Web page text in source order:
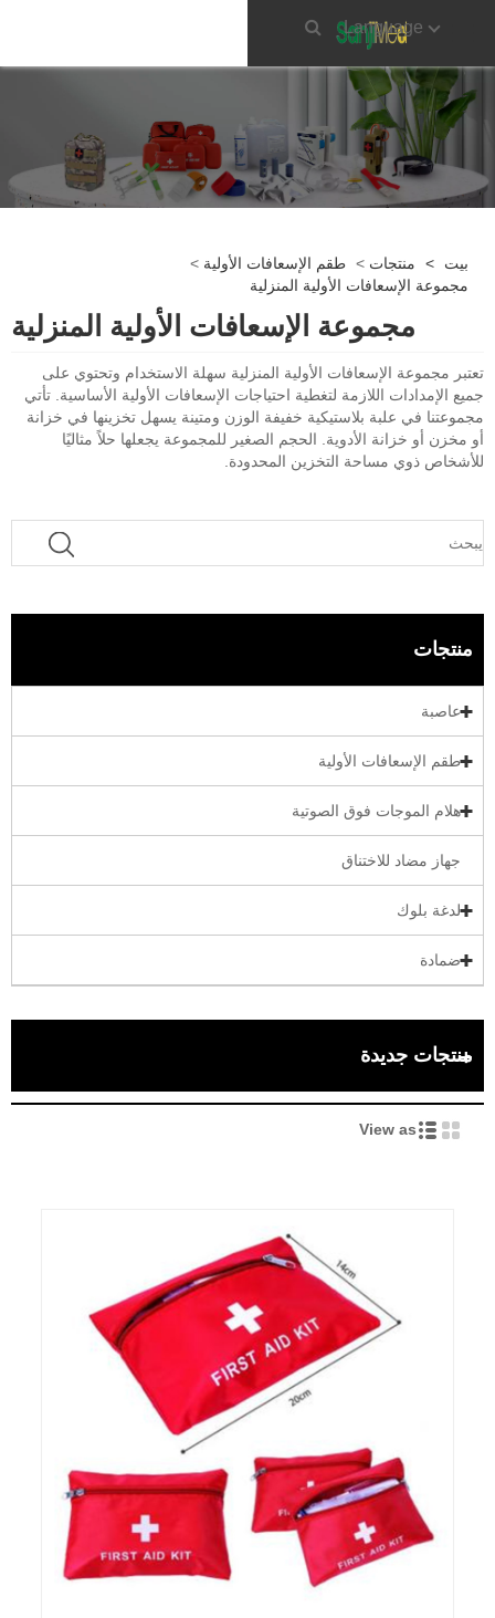
Language
بيت > منتجات > طقم الإسعافات الأولية >
مجموعة الإسعافات الأولية المنزلية
مجموعة الإسعافات الأولية المنزلية
تعتبر مجموعة الإسعافات الأولية المنزلية سهلة الاستخدام وتحتوي على
جميع الإمدادات اللازمة لتغطية احتياجات الإسعافات الأولية الأساسية. تأتي
مجموعتنا في علبة بلاستيكية خفيفة الوزن ومتينة يسهل تخزينها في خزانة
أو مخزن أو خزانة الأدوية. الحجم الصغير للمجموعة يجعلها حلاً مثاليًا
للأشخاص ذوي مساحة التخزين المحدودة.
منتجات
عاصبة
طقم الإسعافات الأولية
هلام الموجات فوق الصوتية
جهاز مضاد للاختناق
لدغة بلوك
ضمادة
منتجات جديدة
View as